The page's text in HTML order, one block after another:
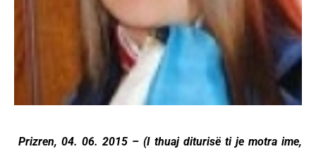
Prizren, 04. 06. 2015 – (I thuaj diturisë ti je motra ime,